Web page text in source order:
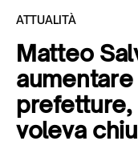
Tutti gli articoli
ATTUALITÀ
Matteo
prefetture,
voleva